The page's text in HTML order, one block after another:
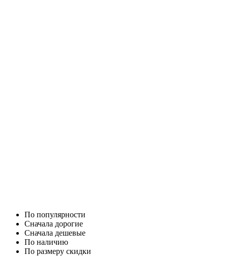
По популярности
Cначала дорогие
Cначала дешевые
По наличию
По размеру скидки